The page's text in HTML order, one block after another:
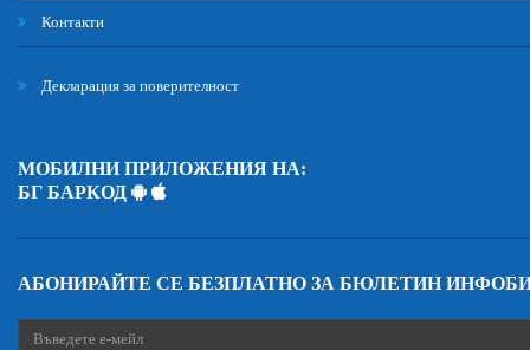
Контакти
Декларация за поверителност
МОБИЛНИ ПРИЛОЖЕНИЯ НА:
БГ БАРКОД
АБОНИРАЙТЕ СЕ БЕЗПЛАТНО ЗА БЮЛЕТИН